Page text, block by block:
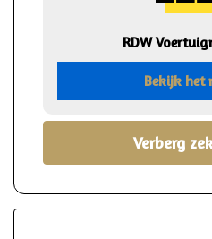
RDW
Bekijk het
Verberg